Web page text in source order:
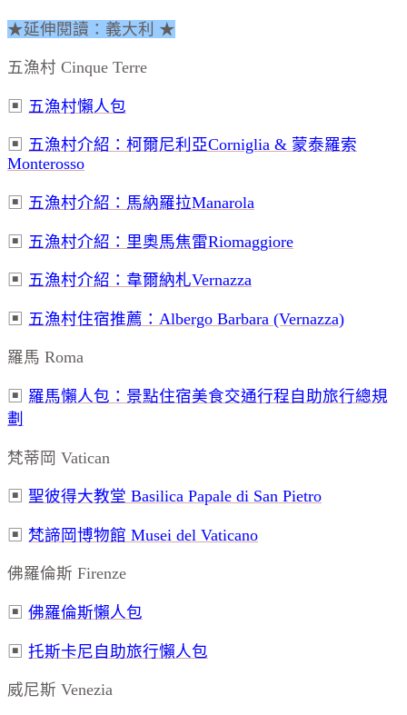
★延伸閱讀：義大利 ★
五漁村 Cinque Terre
▣ 五漁村懶人包
▣ 五漁村介紹：柯爾尼利亞Corniglia & 蒙泰羅索
Monterosso
▣ 五漁村介紹：馬納羅拉Manarola
▣ 五漁村介紹： 里奧馬焦雷Riomaggiore
▣ 五漁村介紹：韋爾納札Vernazza
▣ 五漁村住宿推薦：Albergo Barbara (Vernazza)
羅馬 Roma
▣ 羅馬懶人包： 景點住宿美食交通行程自助旅行總規
劃
梵蒂岡 Vatican
▣ 聖彼得大教堂 Basilica Papale di San Pietro
▣ 梵諦岡博物館 Musei del Vaticano
佛羅倫斯 Firenze
▣ 佛羅倫斯懶人包
▣ 托斯卡尼自助旅行懶人包
威尼斯 Venezia